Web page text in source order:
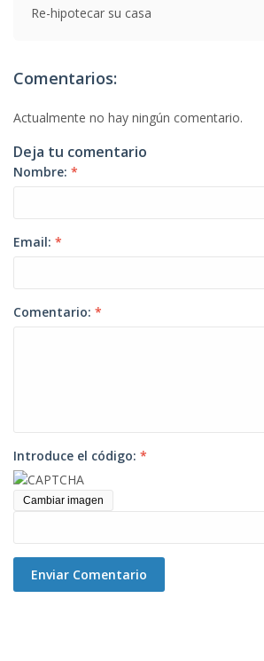
Re-hipotecar su casa
Comentarios:
Actualmente no hay ningún comentario.
Deja tu comentario
Nombre: *
Email: *
Comentario: *
Introduce el código: *
Cambiar imagen
Enviar Comentario